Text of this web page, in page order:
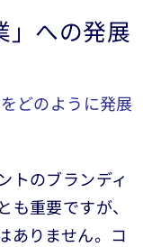
」への発展
どのように発展
トのブランディ
も重要ですが、
ありません。コ